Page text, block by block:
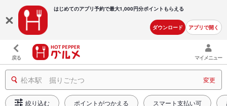
はじめてのアプリ予約で最大1,000円分ポイントもらえる
ダウンロード アプリで開く
戻る マイメニュー
松本駅 掘りごたつ 変更
絞り込む ポイントがつかえる スマート支払い可